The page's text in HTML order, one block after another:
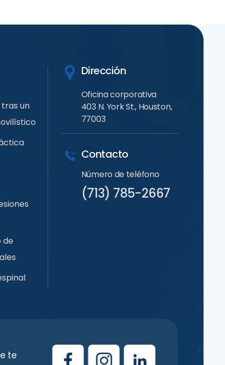
un
de
Dirección
Oficina corporativa
403 N. York St., Houston,
77003
Contacto
Número de teléfono
(713) 785-2667
te